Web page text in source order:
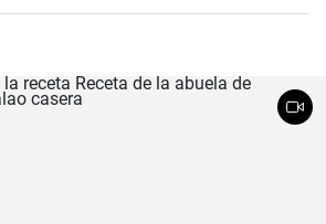
30 minutos puedes estar disfrutando de
un éxito para las visitas improvisadas y
y familiares.